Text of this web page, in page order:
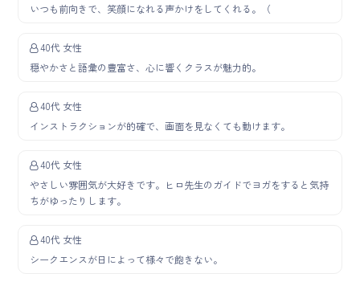
いつも前向きで、笑顔になれる声かけをしてくれる。（
40代 女性
穏やかさと語彙の豊富さ、心に響くクラスが魅力的。
40代 女性
インストラクションが的確で、画面を見なくても動けます。
40代 女性
やさしい雰囲気が大好きです。ヒロ先生のガイドでヨガをすると気持
ちがゆったりします。
40代 女性
シークエンスが日によって様々で飽きない。